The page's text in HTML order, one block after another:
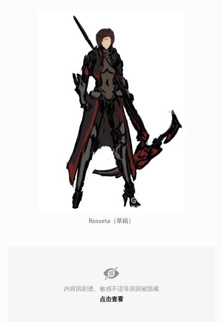
Rosseta（草稿）
内容因剧透、敏感不适等原因被隐藏
点击查看